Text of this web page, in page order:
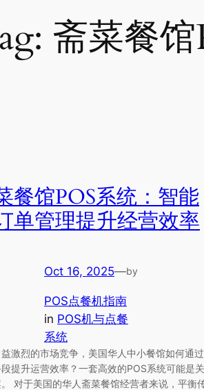
斋菜餐
餐馆POS系统：智能
单管理提升经营效率
Oct 16, 2025—by
POS点餐机指南
in POS机与点餐
系统
激烈的市场竞争，美国华人中小餐馆如何通过
提升运营效率？一套高效的POS系统可能是关
对于美国的华人斋菜餐馆经营者来说，平衡